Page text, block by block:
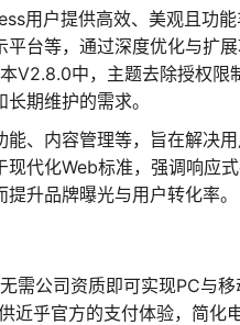
用户提供高效、美观且功
台等，通过深度优化与扩
V2.8.0中，主题去除授权限
期维护的需求。
、内容管理等，旨在解决
代化Web标准，强调响应
升品牌曝光与用户转化率。
需公司资质即可实现PC与移
近乎官方的支付体验，简化